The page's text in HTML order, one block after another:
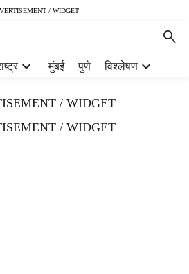
/ WIDGET
मुंबई पुणे विश्लेषण
/ WIDGET
/ WIDGET